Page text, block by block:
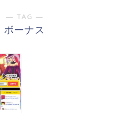
― TAG ―
ボーナス